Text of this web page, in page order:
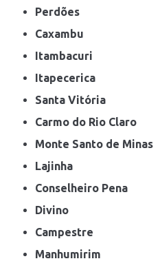
Perdões
Caxambu
Itambacuri
Itapecerica
Santa Vitória
Carmo do Rio Claro
Monte Santo de Minas
Lajinha
Conselheiro Pena
Divino
Campestre
Manhumirim